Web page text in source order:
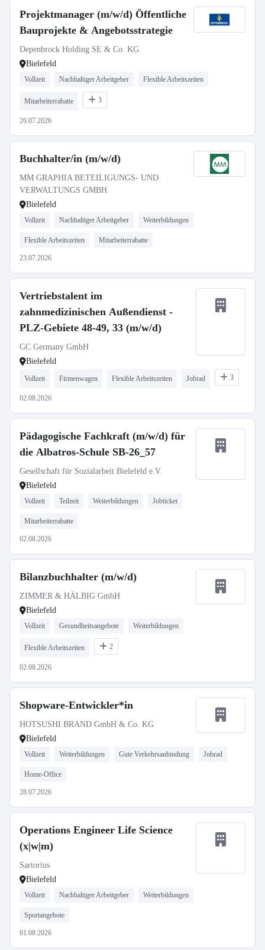
Projektmanager (m/w/d) Öffentliche
Bauprojekte & Angebotsstrategie
Depenbrock Holding SE & Co. KG
Bielefeld
Vollzeit Nachhaltiger Arbeitgeber Flexible Arbeitszeiten
Mitarbeiterrabatte 3
26.07.2026
Buchhalter/in (m/w/d)
MM GRAPHIA BETEILIGUNGS- UND
VERWALTUNGS GMBH
Bielefeld
Vollzeit Nachhaltiger Arbeitgeber Weiterbildungen
Flexible Arbeitszeiten Mitarbeiterrabatte
23.07.2026
Vertriebstalent im
zahnmedizinischen Außendienst -
PLZ-Gebiete 48-49, 33 (m/w/d)
GC Germany GmbH
Bielefeld
Vollzeit Firmenwagen Flexible Arbeitszeiten Jobrad 3
02.08.2026
Pädagogische Fachkraft (m/w/d) für
die Albatros-Schule SB-26_57
Gesellschaft für Sozialarbeit Bielefeld e.V.
Bielefeld
Vollzeit Teilzeit Weiterbildungen Jobticket
Mitarbeiterrabatte
02.08.2026
Bilanzbuchhalter (m/w/d)
ZIMMER & HÄLBIG GmbH
Bielefeld
Vollzeit Gesundheitsangebote Weiterbildungen
Flexible Arbeitszeiten 2
02.08.2026
Shopware-Entwickler*in
HOTSUSHI.BRAND GmbH & Co. KG
Bielefeld
Vollzeit Weiterbildungen Gute Verkehrsanbindung Jobrad
Home-Office
28.07.2026
Operations Engineer Life Science
(x|w|m)
Sartorius
Bielefeld
Vollzeit Nachhaltiger Arbeitgeber Weiterbildungen
Sportangebote
01.08.2026